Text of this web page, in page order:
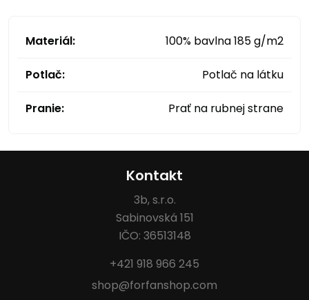
Materiál: 100% bavlna 185 g/m2
Potlač: Potlač na látku
Pranie: Prať na rubnej strane
Kontakt
3b, s.r.o.
Sabinovská 151
IČO: 36513148
+421 918 966 245
shop@forfanshop.com